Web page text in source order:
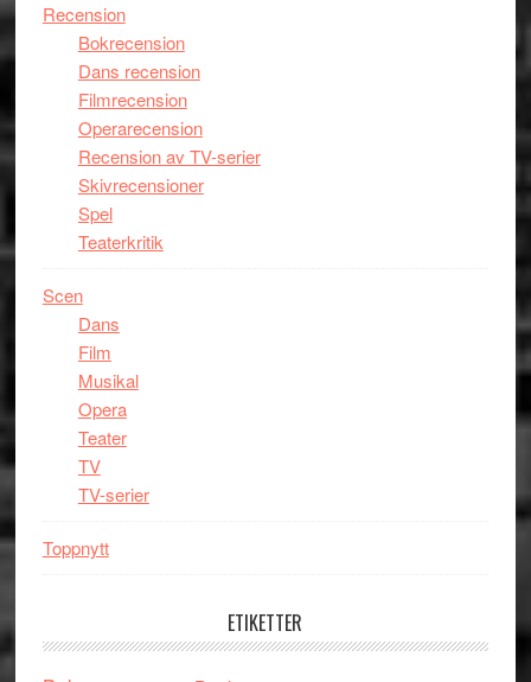
Recension
Bokrecension
Dans recension
Filmrecension
Operarecension
Recension av TV-serier
Skivrecensioner
Spel
Teaterkritik
Scen
Dans
Film
Musikal
Opera
Teater
TV
TV-serier
Toppnytt
ETIKETTER